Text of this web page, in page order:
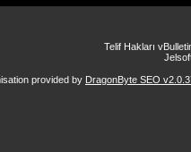
Telif Hakları
provided by DragonByte SEO